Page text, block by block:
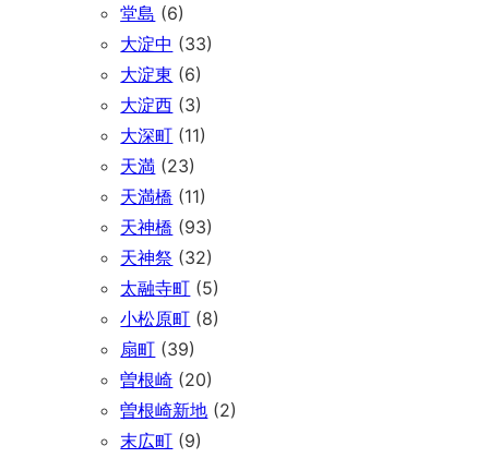
堂島 (6)
大淀中 (33)
大淀東 (6)
大淀西 (3)
大深町 (11)
天満 (23)
天満橋 (11)
天神橋 (93)
天神祭 (32)
太融寺町 (5)
小松原町 (8)
扇町 (39)
曽根崎 (20)
曽根崎新地 (2)
末広町 (9)